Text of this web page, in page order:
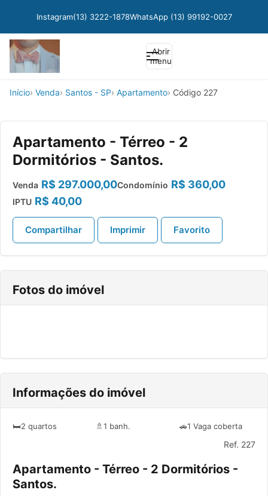
Instagram(13) 3222-1878WhatsApp (13) 99192-0027
Abrir
menu
Início Venda Santos - SP Apartamento Código 227
Apartamento - Térreo - 2
Dormitórios - Santos.
Venda R$ 297.000,00Condomínio R$ 360,00
IPTU R$ 40,00
Compartilhar Imprimir Favorito
Fotos do imóvel
Informações do imóvel
🛏️2 quartos 🚿1 banh. 🚗1 Vaga coberta
Ref. 227
Apartamento - Térreo - 2 Dormitórios -
Santos.